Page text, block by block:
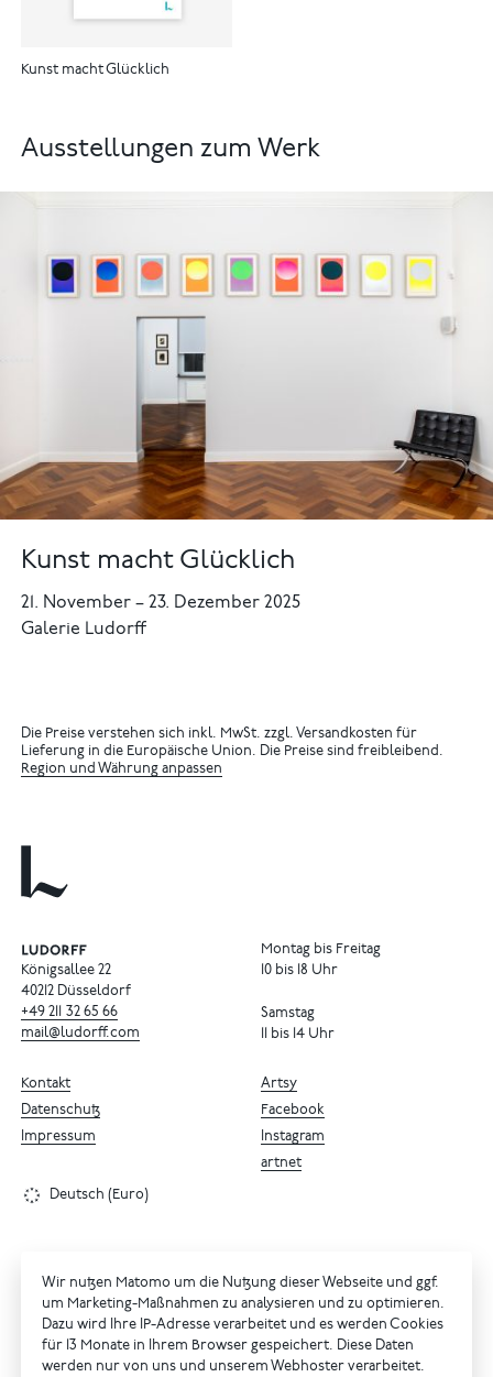
Kunst macht Glücklich
Ausstellungen zum Werk
Kunst macht Glücklich
21. November–23. Dezember 2025
Galerie Ludorff
Die Preise verstehen sich inkl. MwSt. zzgl. Versandkosten für
Lieferung in die Europäische Union. Die Preise sind freibleibend.
Region und Währung anpassen
Königsallee 22
40212 Düsseldorf
+49 211 32 65 66
mail@ludorff.com
Montag bis Freitag
10 bis 18 Uhr
Samstag
11 bis 14 Uhr
Artsy
Facebook
Instagram
artnet
Kontakt
Datenschutz
Impressum
Deutsch (Euro)
Wir nutzen Matomo um die Nutzung dieser Webseite und ggf.
um Marketing-Maßnahmen zu analysieren und zu optimieren.
Dazu wird Ihre IP-Adresse verarbeitet und es werden Cookies
für 13 Monate in Ihrem Browser gespeichert. Diese Daten
werden nur von uns und unserem Webhoster verarbeitet.